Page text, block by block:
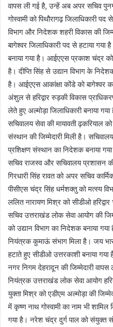
वापस ली गई है, उन्हें अब अपर सचिव
गोस्वामी को पिथौरागढ़ जिलाधिकारी
विभाग और निदेशक शहरी विकास की
बागेश्वर जिलाधिकारी पद से हटाया गया
बनाया गया है। आईएएस प्रकाश चंद्र को
है। दीप्ति सिंह से उद्यान विभाग के
है। आईएएस आकांक्षा कोंडे को बागेश्वर
अंशुल से हरिद्वार रुड़की विकास
लेते हुए अल्मोड़ा जिलाधिकारी बनाया गया
सचिवालय सेवा की मायावती ढ़करियाल
संस्थान की जिम्मेदारी मिली है।
प्रशिक्षण संस्थान का निदेशक बनाया
सचिव राजस्व और सचिवालय प्रशासन की
गिरधारी सिंह रावत को अपर सचिव
पीसीएस चंद्र सिंह धर्मशक्तु को मत्स्य
ललित नारायण मिश्र को सीडीओ
सचिव उत्तराखंड लोक सेवा आयोग की
को उद्यान विभाग का निदेशक बनाया
नियंत्रक कुमाऊं संभाग मिला है। जय
हटाते हुए सीडीओ उत्तरकाशी बनाया
नगर निगम देहरादून की जिम्मेदारी वापस
नियंत्रक उत्तराखंड लोक सेवा आयोग
युक्ता मिश्र को एडीएम अल्मोड़ा की
में कृष्ण नाथ गोस्वामी का नाम भी शामिल
गया है। नरेश चंद्र दुर्ग पाल को संयुक्त